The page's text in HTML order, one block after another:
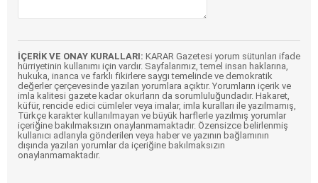
İÇERİK VE ONAY KURALLARI: KARAR Gazetesi yorum sütunları ifade
hürriyetinin kullanımı için vardır. Sayfalarımız, temel insan haklarına,
hukuka, inanca ve farklı fikirlere saygı temelinde ve demokratik
değerler çerçevesinde yazılan yorumlara açıktır. Yorumların içerik ve
imla kalitesi gazete kadar okurların da sorumluluğundadır. Hakaret,
küfür, rencide edici cümleler veya imalar, imla kuralları ile yazılmamış,
Türkçe karakter kullanılmayan ve büyük harflerle yazılmış yorumlar
içeriğine bakılmaksızın onaylanmamaktadır. Özensizce belirlenmiş
kullanıcı adlarıyla gönderilen veya haber ve yazının bağlamının
dışında yazılan yorumlar da içeriğine bakılmaksızın
onaylanmamaktadır.